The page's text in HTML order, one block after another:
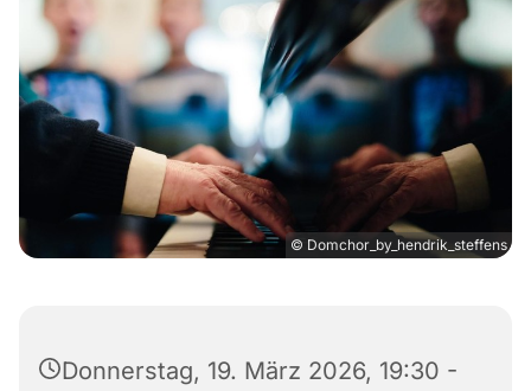
© Domchor_by_hendrik_steffens
Donnerstag, 19. März 2026, 19:30 -